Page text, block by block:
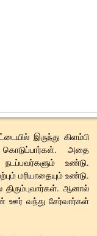
இருந்து கிளம்பி
அதை
உண்டு.
மரியாதையும் உண்டு.
திரும்புவார்கள். ஆனால்
ஊர் வந்து சேர்வார்கள்